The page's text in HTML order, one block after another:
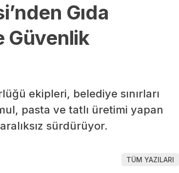
Gıda
Güvenlik
ekipleri, belediye sınırları
pasta ve tatlı üretimi yapan
sürdürüyor.
TÜM YAZILARI